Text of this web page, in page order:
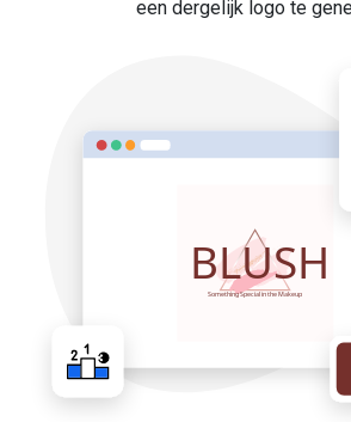
een dergelijk logo te